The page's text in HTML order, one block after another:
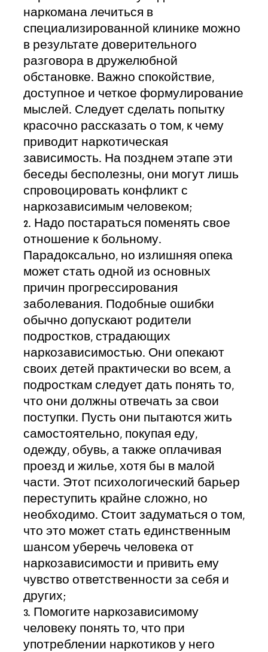
צרו איתנו קשר
השאירו פרטים ונחזור אליכם לשיחת יעוץ אנונימית
наркомана лечиться в
специализированной клинике можно
в результате доверительного
разговора в дружелюбной
обстановке. Важно спокойствие,
доступное и четкое формулирование
мыслей. Следует сделать попытку
красочно рассказать о том, к чему
приводит наркотическая
зависимость. На позднем этапе эти
беседы бесполезны, они могут лишь
спровоцировать конфликт с
наркозависимым человеком;
2. Надо постараться поменять свое
отношение к больному.
Парадоксально, но излишняя опека
может стать одной из основных
причин прогрессирования
заболевания. Подобные ошибки
обычно допускают родители
подростков, страдающих
наркозависимостью. Они опекают
своих детей практически во всем, а
подросткам следует дать понять то,
что они должны отвечать за свои
поступки. Пусть они пытаются жить
самостоятельно, покупая еду,
одежду, обувь, а также оплачивая
проезд и жилье, хотя бы в малой
части. Этот психологический барьер
переступить крайне сложно, но
необходимо. Стоит задуматься о том,
что это может стать единственным
шансом уберечь человека от
наркозависимости и привить ему
чувство ответственности за себя и
других;
3. Помогите наркозависимому
человеку понять то, что при
употреблении наркотиков у него